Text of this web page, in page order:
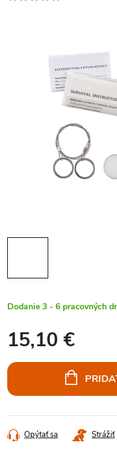
Dodanie 3 - 6 pracovných
15,10 €
cena:
Opýtať sa Strážiť